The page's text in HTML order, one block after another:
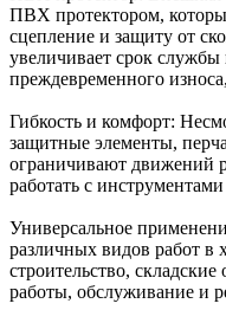
ПВХ протектором,
сцепление и защиту от
увеличивает срок
преждевременного
Гибкость и комфорт:
защитные элементы,
ограничивают движений
работать с
Универсальное
различных видов работ в
строительство,
работы, обслуживание и